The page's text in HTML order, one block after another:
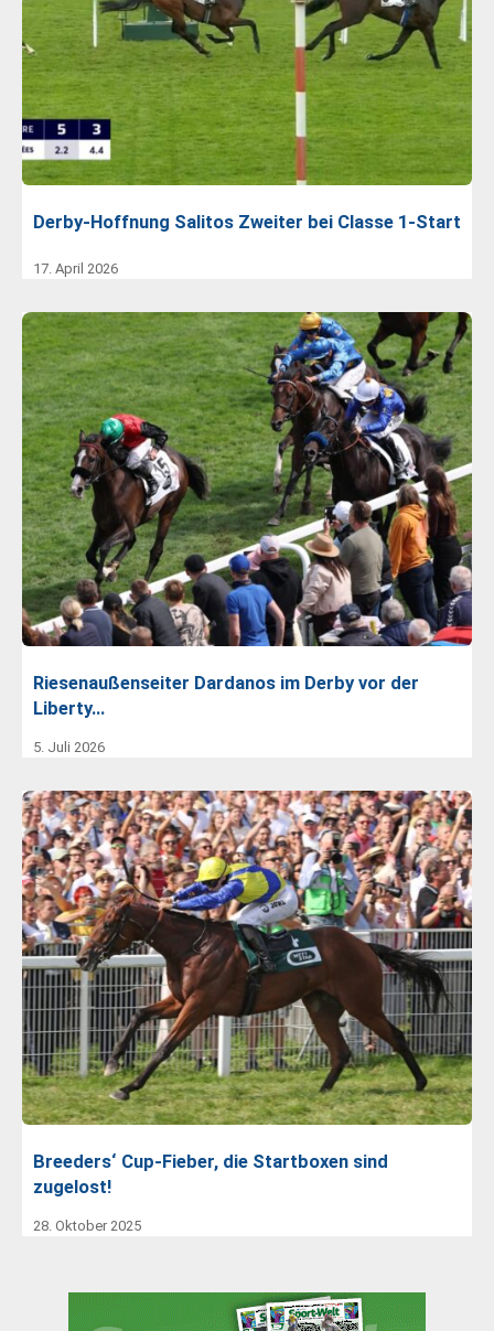
Derby-Hoffnung Salitos Zweiter bei Classe 1-Start
17. April 2026
Riesenaußenseiter Dardanos im Derby vor der
Liberty…
5. Juli 2026
Breeders‘ Cup-Fieber, die Startboxen sind
zugelost!
28. Oktober 2025